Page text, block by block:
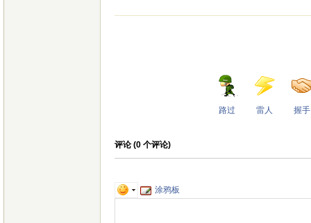
路过 雷人 握手
评论 (0 个评论)
涂鸦板